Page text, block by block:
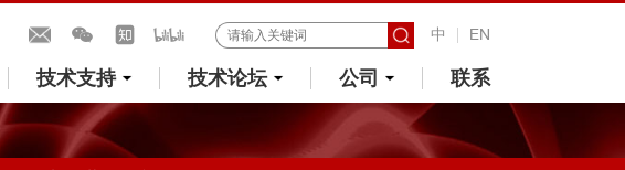
中 EN
技术支持 技术论坛 公司 联系